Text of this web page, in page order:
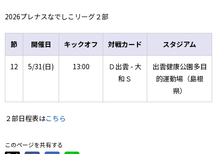
2026プレナスなでしこリーグ２部
節 開催日 キックオフ 対戦カード スタジアム
12 5/31(日) 13:00
Ｄ出雲 - 大
和Ｓ
出雲健康公園多目
的運動場（島根
県）
２部日程表はこちら
このページを共有する